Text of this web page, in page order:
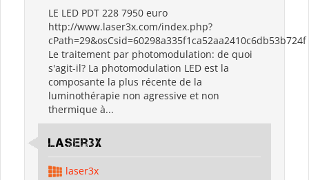
LE LED PDT 228 7950 euro
http://www.laser3x.com/index.php?
cPath=29&osCsid=60298a335f1ca52aa2410c6db53b724f
Le traitement par photomodulation: de quoi
s'agit-il? La photomodulation LED est la
composante la plus récente de la
luminothérapie non agressive et non
thermique à...
Laser3x
laser3x